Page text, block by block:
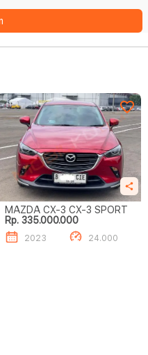
MAZDA CX-3 CX-3 SPORT
Rp. 335.000.000
2023 24.000